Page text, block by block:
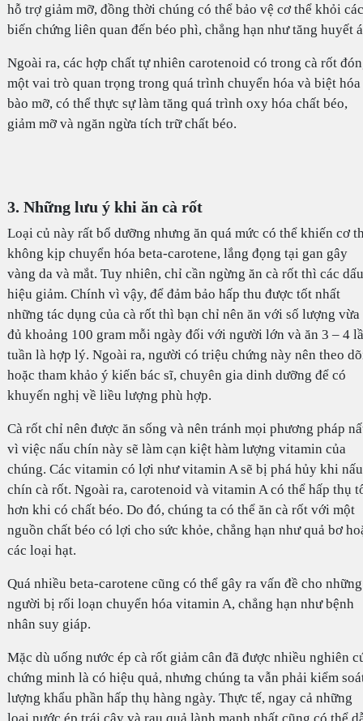
hỗ trợ giảm mỡ, đồng thời chúng có thể bảo vệ cơ thể khỏi các
biến chứng liên quan đến béo phì, chẳng hạn như tăng huyết
Ngoài ra, các hợp chất tự nhiên carotenoid có trong cà rốt
một vai trò quan trọng trong quá trình chuyển hóa và biệt hóa
bào mỡ, có thể thực sự làm tăng quá trình oxy hóa chất béo,
giảm mỡ và ngăn ngừa tích trữ chất béo.
3. Những lưu ý khi ăn cà rốt
Loại củ này rất bổ dưỡng nhưng ăn quá mức có thể khiến cơ
không kịp chuyển hóa beta-carotene, lắng đọng tại gan gây
vàng da và mắt. Tuy nhiên, chỉ cần ngừng ăn cà rốt thì các dấu
hiệu giảm. Chính vì vậy, để đảm bảo hấp thu được tốt nhất
những tác dụng của cà rốt thì bạn chỉ nên ăn với số lượng vừa
đủ khoảng 100 gram mỗi ngày đối với người lớn và ăn 3 – 4
tuần là hợp lý. Ngoài ra, người có triệu chứng này nên theo
hoặc tham khảo ý kiến bác sĩ, chuyên gia dinh dưỡng để có
khuyến nghị về liều lượng phù hợp.
Cà rốt chỉ nên được ăn sống và nên tránh mọi phương pháp
vì việc nấu chín này sẽ làm cạn kiệt hàm lượng vitamin của
chúng. Các vitamin có lợi như vitamin A sẽ bị phá hủy khi nấu
chín cà rốt. Ngoài ra, carotenoid và vitamin A có thể hấp thụ
hơn khi có chất béo. Do đó, chúng ta có thể ăn cà rốt với một
nguồn chất béo có lợi cho sức khỏe, chẳng hạn như quả bơ
các loại hạt.
Quá nhiều beta-carotene cũng có thể gây ra vấn đề cho những
người bị rối loạn chuyển hóa vitamin A, chẳng hạn như bệnh
nhân suy giáp.
Mặc dù uống nước ép cà rốt giảm cân đã được nhiều nghiên
chứng minh là có hiệu quả, nhưng chúng ta vẫn phải kiểm
lượng khẩu phần hấp thụ hàng ngày. Thực tế, ngay cả những
loại nước ép trái cây và rau quả lành mạnh nhất cũng có thể